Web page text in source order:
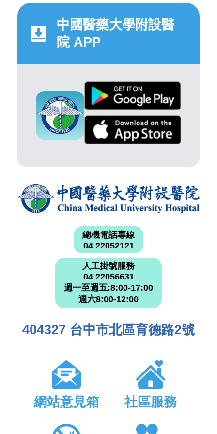
中國醫藥大學附設醫
院 APP
總機電話專線
04 22052121
人工掛號服務
04 22056631
週一至週五:8:00-17:00
週六8:00-12:00
404327 台中市北區育德路2號
網站意見箱 社區服務